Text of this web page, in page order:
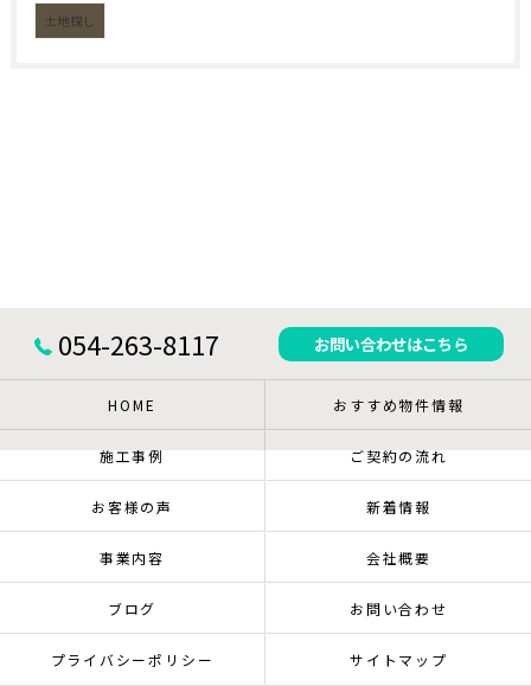
土地探し
054-263-8117 お問い合わせはこちら
HOME おすすめ物件情報
施工事例 ご契約の流れ
お客様の声 新着情報
事業内容 会社概要
ブログ お問い合わせ
プライバシーポリシー サイトマップ